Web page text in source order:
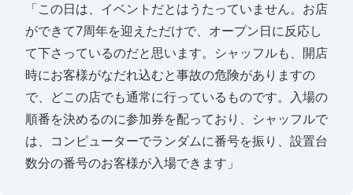
「この日は、イベントだとはうたっていません。お店
ができて7周年を迎えただけで、オープン日に反応し
て下さっているのだと思います。シャッフルも、開店
時にお客様がなだれ込むと事故の危険がありますの
で、どこの店でも通常に行っているものです。入場の
順番を決めるのに参加券を配っており、シャッフルで
は、コンピューターでランダムに番号を振り、設置台
数分の番号のお客様が入場できます」